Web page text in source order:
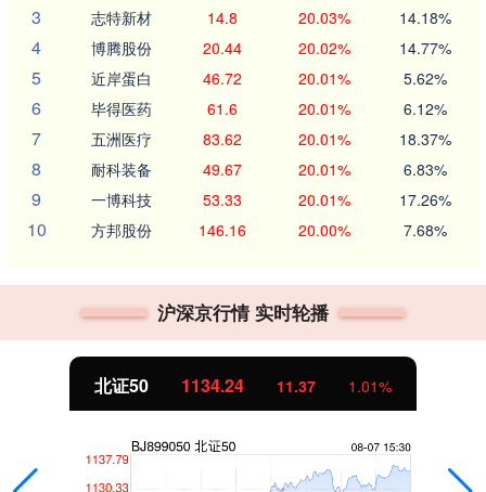
3 志特新材 14.8 20.03% 14.18%
4 博腾股份 20.44 20.02% 14.77%
5 近岸蛋白 46.72 20.01% 5.62%
6 毕得医药 61.6 20.01% 6.12%
7 五洲医疗 83.62 20.01% 18.37%
8 耐科装备 49.67 20.01% 6.83%
9 一博科技 53.33 20.01% 17.26%
10 方邦股份 146.16 20.00% 7.68%
沪深京行情 实时轮播
北证50 1134.24 11.37 1.01%